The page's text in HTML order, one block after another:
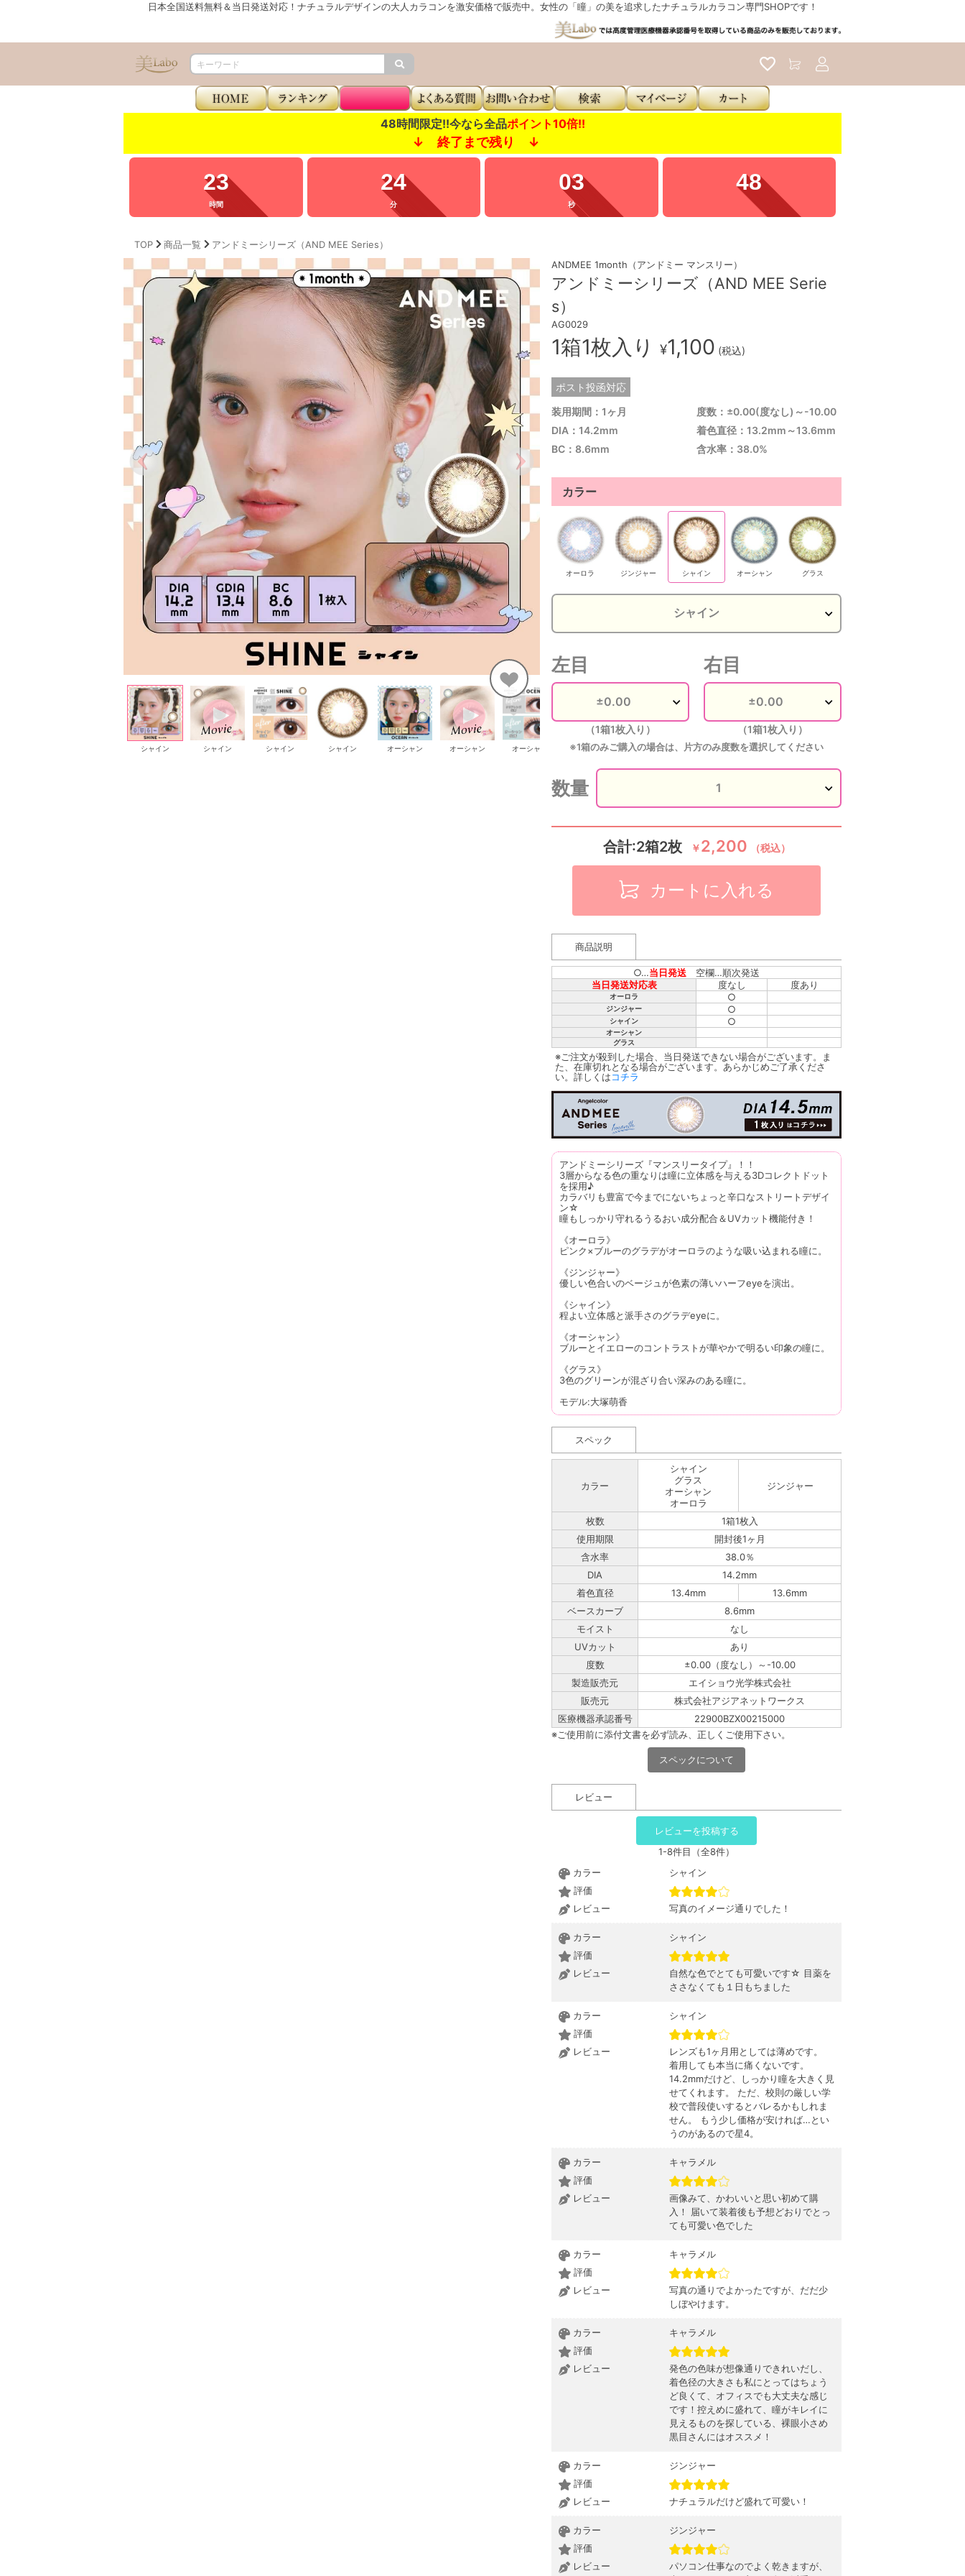
日本全国送料無料＆当日発送対応！ナチュラルデザインの大人カラコンを激安価格で販売中。女性の「瞳」の美を追求したナチュラルカラコン専門SHOPです！
48時間限定!!今なら全品ポイント10倍!!
↓ 終了まで残り ↓
23
時間
24
分
02
秒
35
TOP 商品一覧 アンドミーシリーズ（AND MEE Series）
シャイン シャイン シャイン シャイン オーシャン オーシャン オーシャン オーシャン グラス グラス グラス
ANDMEE 1month（アンドミー マンスリー）
アンドミーシリーズ（AND MEE Serie
s）
AG0029
1箱1枚入り ¥1,100 (税込)
ポスト投函対応
装用期間：1ヶ月
度数：±0.00(度なし)～-10.00
DIA：14.2mm
着色直径：13.2mm～13.6mm
BC：8.6mm
含水率：38.0%
カラー
オーロラ ジンジャー シャイン オーシャン グラス
左目
（1箱1枚入り）
右目
（1箱1枚入り）
※1箱のみご購入の場合は、片方のみ度数を選択してください
数量
合計:2箱2枚 ￥2,200 （税込）
カートに入れる
商品説明
○…当日発送 空欄…順次発送
当日発送対応表
度なし 度あり
オーロラ ○
ジンジャー ○
シャイン ○
オーシャン
グラス
※ご注文が殺到した場合、当日発送できない場合がございます。ま
た、在庫切れとなる場合がございます。あらかじめご了承くださ
い。詳しくはコチラ
アンドミーシリーズ『マンスリータイプ』！！
3層からなる色の重なりは瞳に立体感を与える3Dコレクトドット
を採用♪
カラバリも豊富で今までにないちょっと辛口なストリートデザイ
ン☆
瞳もしっかり守れるうるおい成分配合＆UVカット機能付き！
《オーロラ》
ピンク×ブルーのグラデがオーロラのような吸い込まれる瞳に。
《ジンジャー》
優しい色合いのベージュが色素の薄いハーフeyeを演出。
《シャイン》
程よい立体感と派手さのグラデeyeに。
《オーシャン》
ブルーとイエローのコントラストが華やかで明るい印象の瞳に。
《グラス》
3色のグリーンが混ざり合い深みのある瞳に。
モデル:大塚萌香
スペック
カラー
シャイン
グラス
オーシャン
オーロラ
ジンジャー
枚数
1箱1枚入
使用期限
開封後1ヶ月
含水率
38.0％
DIA
14.2mm
着色直径
13.4mm
13.6mm
ベースカーブ
8.6mm
モイスト
なし
UVカット
あり
度数
±0.00（度なし）～-10.00
製造販売元
エイショウ光学株式会社
販売元
株式会社アジアネットワークス
医療機器承認番号
22900BZX00215000
※ご使用前に添付文書を必ず読み、正しくご使用下さい。
スペックについて
レビュー
レビューを投稿する
1-8件目（全8件）
カラー
シャイン
評価
レビュー
写真のイメージ通りでした！
カラー
シャイン
評価
レビュー
自然な色でとても可愛いです☆ 目薬を
ささなくても１日もちました
カラー
シャイン
評価
レビュー
レンズも1ヶ月用としては薄めです。
着用しても本当に痛くないです。
14.2mmだけど、しっかり瞳を大きく見
せてくれます。 ただ、校則の厳しい学
校で普段使いするとバレるかもしれま
せん。 もう少し価格が安ければ…とい
うのがあるので星4。
カラー
キャラメル
評価
レビュー
画像みて、かわいいと思い初めて購
入！ 届いて装着後も予想どおりでとっ
ても可愛い色でした
カラー
キャラメル
評価
レビュー
写真の通りでよかったですが、だだ少
しぼやけます。
カラー
キャラメル
評価
レビュー
発色の色味が想像通りできれいだし、
着色径の大きさも私にとってはちょう
ど良くて、オフィスでも大丈夫な感じ
です！控えめに盛れて、瞳がキレイに
見えるものを探している、裸眼小さめ
黒目さんにはオススメ！
カラー
ジンジャー
評価
レビュー
ナチュラルだけど盛れて可愛い！
カラー
ジンジャー
評価
レビュー
パソコン仕事なのでよく乾きますが、